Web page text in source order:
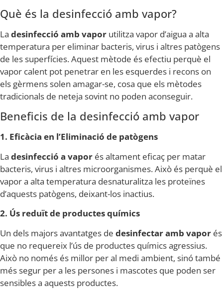
Què és la desinfecció amb vapor?
La desinfecció amb vapor utilitza vapor d’aigua a alta
temperatura per eliminar bacteris, virus i altres patògens
de les superfícies. Aquest mètode és efectiu perquè el
vapor calent pot penetrar en les esquerdes i recons on
els gèrmens solen amagar-se, cosa que els mètodes
tradicionals de neteja sovint no poden aconseguir.
Beneficis de la desinfecció amb vapor
1. Eficàcia en l’Eliminació de patògens
La desinfecció a vapor és altament eficaç per matar
bacteris, virus i altres microorganismes. Això és perquè el
vapor a alta temperatura desnaturalitza les proteïnes
d’aquests patògens, deixant-los inactius.
2. Ús reduït de productes químics
Un dels majors avantatges de desinfectar amb vapor és
que no requereix l’ús de productes químics agressius.
Això no només és millor per al medi ambient, sinó també
més segur per a les persones i mascotes que poden ser
sensibles a aquests productes.